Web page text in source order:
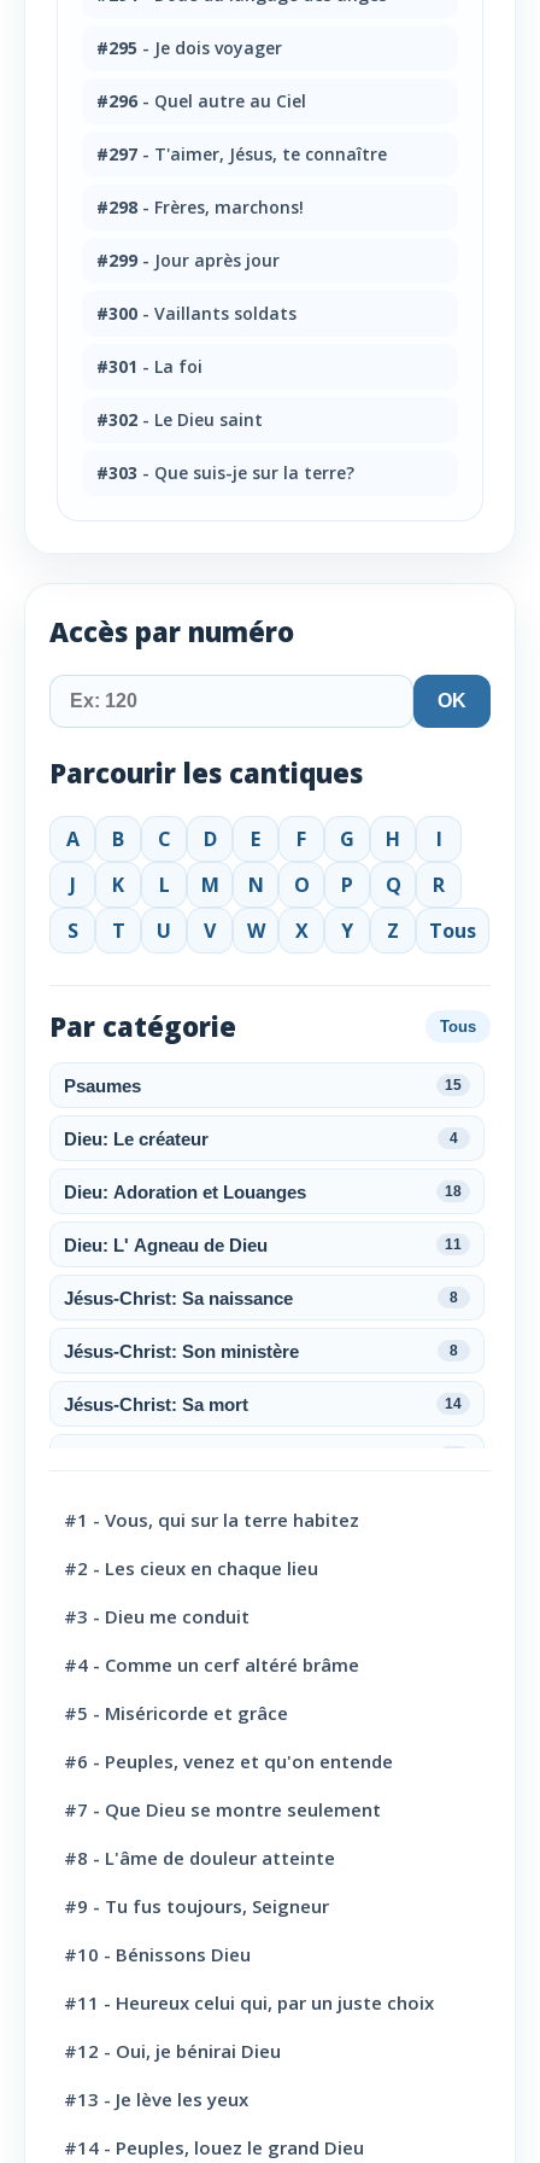
Accès par numéro
OK
Parcourir les cantiques
A B C D E F G H
I
J
K L M N O P Q
R
S
T U V W X Y Z Tous
Par catégorie Tous
Psaumes 15
Dieu: Le créateur 4
Dieu: Adoration et Louanges 18
Dieu: L' Agneau de Dieu 11
Jésus-Christ: Sa naissance 8
Jésus-Christ: Son ministère 8
Jésus-Christ: Sa mort 14
Jésus-Christ: Son sacerdoce
Jésus-Christ: Son Amour
Le Saint-Esprit
La Parole de Dieu, sa Loi
L' Eglise: Promesse
L' Eglise: Commission fraternelle
L' Eglise: Cloture et bénédictions
L' Eglise: Missions
L' Eglise: Dernier message
#1 - Vous, qui sur la terre habitez
#2 - Les cieux en chaque lieu
#3 - Dieu me conduit
#4 - Comme un cerf altéré brâme
#5 - Miséricorde et grâce
#6 - Peuples, venez et qu'on entende
#7 - Que Dieu se montre seulement
#8 - L'âme de douleur atteinte
#9 - Tu fus toujours, Seigneur
#10 - Bénissons Dieu
#11 - Heureux celui qui, par un juste choix
#12 - Oui, je bénirai Dieu
#13 - Je lève les yeux
#14 - Peuples, louez le grand Dieu
#295 - Je dois voyager
#296 - Quel autre au Ciel
#297 - T'aimer, Jésus, te connaître
#298 - Frères, marchons!
#299 - Jour après jour
#300 - Vaillants soldats
#301 - La foi
#302 - Le Dieu saint
#303 - Que suis-je sur la terre?